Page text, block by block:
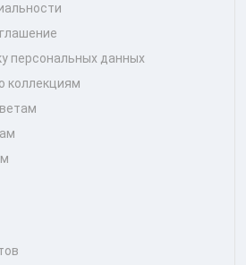
персональных данных
коллекциям